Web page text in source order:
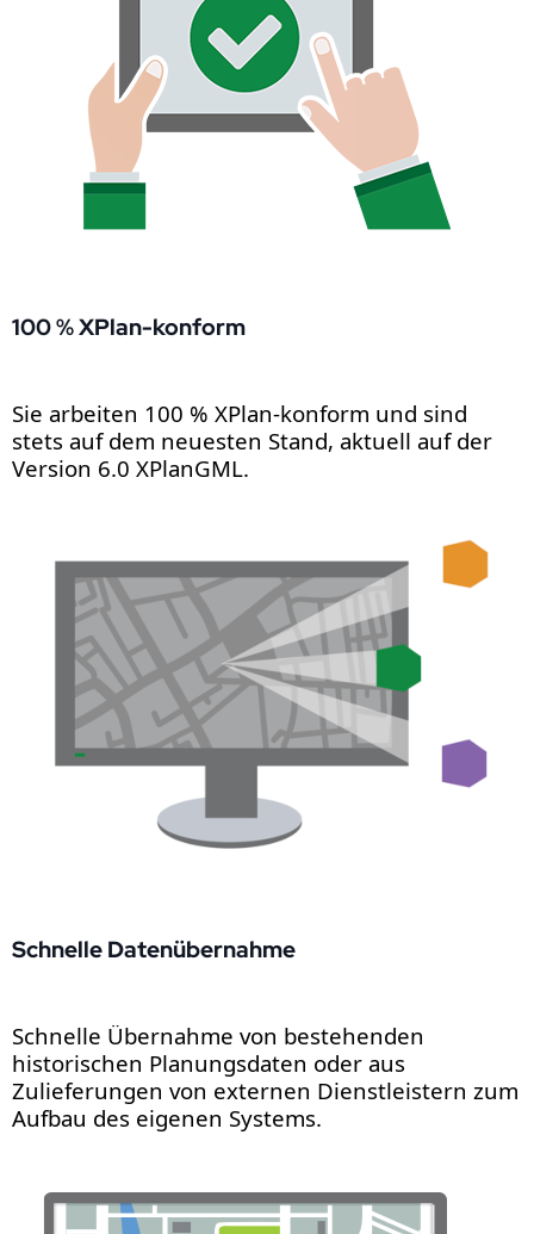
100 % XPlan-konform
Sie arbeiten 100 % XPlan-konform und sind
stets auf dem neuesten Stand, aktuell auf der
Version 6.0 XPlanGML.
Schnelle Datenübernahme
Schnelle Übernahme von bestehenden
historischen Planungsdaten oder aus
Zulieferungen von externen Dienstleistern zum
Aufbau des eigenen Systems.